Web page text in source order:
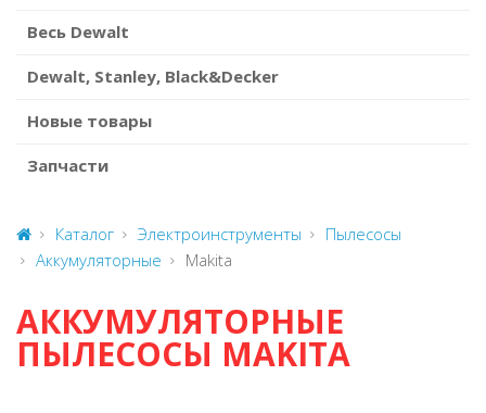
Весь Dewalt
Dewalt, Stanley, Black&Decker
Новые товары
Запчасти
Каталог Электроинструменты
Пылесосы
Аккумуляторные
Makita
АККУМУЛЯТОРНЫЕ
ПЫЛЕСОСЫ MAKITA